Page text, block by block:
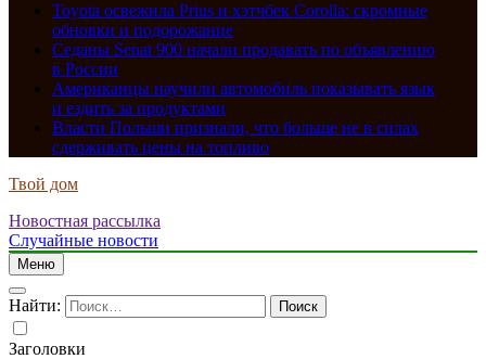
Toyota освежила Prius и хэтчбек Corolla: скромные
обновки и подорожание
Седаны Senat 900 начали продавать по объявлению
в России
Американцы научили автомобиль показывать язык
и ездить за продуктами
Власти Польши признали, что больше не в силах
сдерживать цены на топливо
Твой дом
Новостная рассылка
Случайные новости
Меню
Найти:
Заголовки